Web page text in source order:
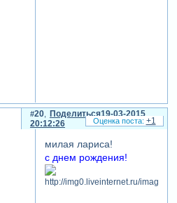
Поделиться
20
19-03-2015
20:12:26
милая лариса!
с днем рождения!
+1